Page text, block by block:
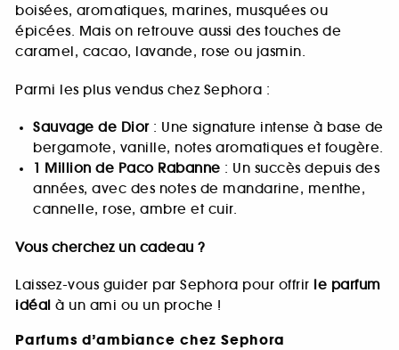
boisées, aromatiques, marines, musquées ou
épicées. Mais on retrouve aussi des touches de
caramel, cacao, lavande, rose ou jasmin.
Parmi les plus vendus chez Sephora :
Sauvage de Dior: Une signature intense à base de
bergamote, vanille, notes aromatiques et fougère.
1 Million de Paco Rabanne : Un succès depuis des
années, avec des notes de mandarine, menthe,
cannelle, rose, ambre et cuir.
Vous cherchez un cadeau ?
Laissez-vous guider par Sephora pour offrir le parfum
idéal à un ami ou un proche !
Parfums d’ambiance chez Sephora